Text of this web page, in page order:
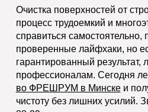
Очистка поверхностей от
процесс трудоемкий и
справиться самостоятельно,
проверенные лайфхаки, но
гарантированный результат,
профессионалам. Сегодня
во ФРЕШРУМ в Минскеи
чистоту без лишних усилий.